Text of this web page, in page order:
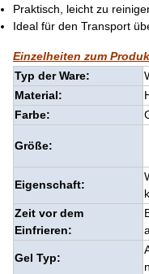
Praktisch, leicht zu
Ideal für den Transport
Einzelheiten zum
Typ der Ware:
Material:
Farbe:
Größe:
Eigenschaft:
Zeit vor dem
Einfrieren:
Gel Typ: